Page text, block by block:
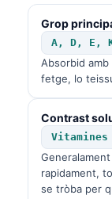
Grop
A, D, E,
Absorbid
fetge, lo
Contrast
rapidament,
se tròba per